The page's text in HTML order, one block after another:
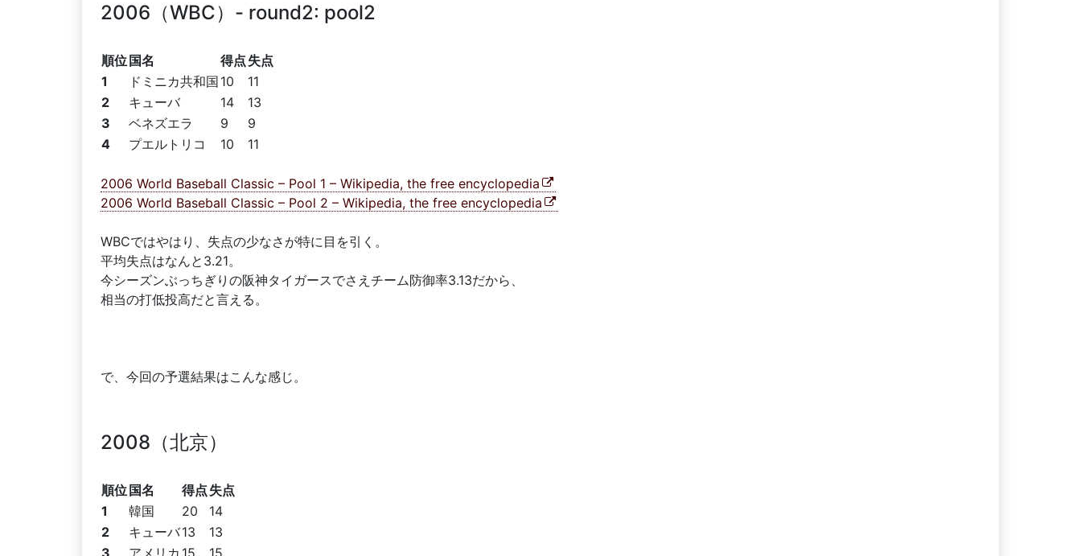
2006（WBC）- round2: pool2
順位 国名 得点 失点
1
ドミニカ共和国 10
11
2
キューバ 14
13
3
ベネズエラ 9
9
4
プエルトリコ 10 11
2006 World Baseball Classic – Pool 1 – Wikipedia, the free encyclopedia
2006 World Baseball Classic – Pool 2 – Wikipedia, the free encyclopedia
WBCではやはり、失点の少なさが特に目を引く。
平均失点はなんと3.21。
今シーズンぶっちぎりの阪神タイガースでさえチーム防御率3.13だから、
相当の打低投高だと言える。
で、今回の予選結果はこんな感じ。
2008（北京）
順位 国名 得点 失点
1
韓国 20
14
2
キューバ13
13
3
アメリカ 15 15